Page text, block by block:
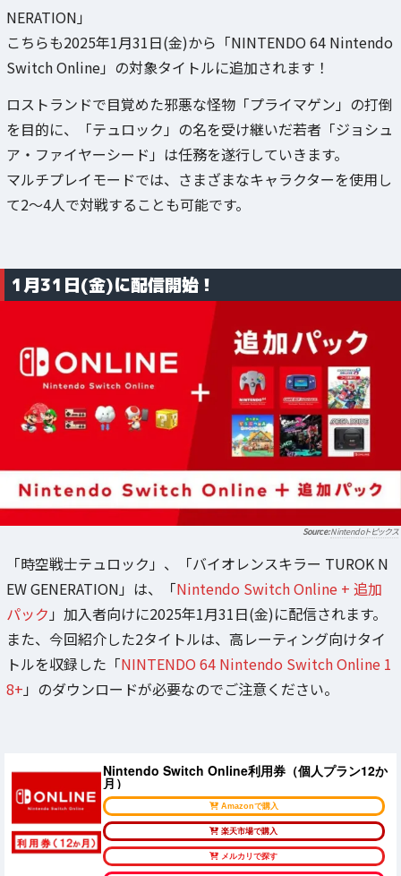
NERATION」
こちらも2025年1月31日(金)から「NINTENDO 64 Nintendo
Switch Online」の対象タイトルに追加されます！
ロストランドで目覚めた邪悪な怪物「プライマゲン」の打倒
を目的に、「テュロック」の名を受け継いだ若者「ジョシュ
ア・ファイヤーシード」は任務を遂行していきます。
マルチプレイモードでは、さまざまなキャラクターを使用し
て2～4人で対戦することも可能です。
1月31日(金)に配信開始！
Nintendoトピックス
「時空戦士テュロック」、「バイオレンスキラー TUROK N
EW GENERATION」は、「Nintendo Switch Online + 追加
パック 」加入者向けに2025年1月31日(金)に配信されます。
また、今回紹介した2タイトルは、高レーティング向けタイ
トルを収録した「NINTENDO 64 Nintendo Switch Online 1
8+ 」のダウンロードが必要なのでご注意ください。
Nintendo Switch Online利用券（個人プラン12か
月）
Amazonで購入
楽天市場で購入
メルカリで探す